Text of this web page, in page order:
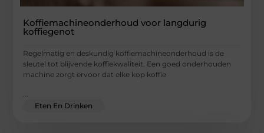
Koffiemachineonderhoud voor langdurig
koffiegenot
Regelmatig en deskundig koffiemachineonderhoud is de
sleutel tot blijvende koffiekwaliteit. Een goed onderhouden
machine zorgt ervoor dat elke kop koffie
Eten En Drinken